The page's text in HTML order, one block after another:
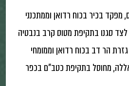
בכיר בכוח רדואן וממתכנני
לצד סגנו בתקיפת מטוס קרב בנבטיה
הר דב בכוח רדואן וממומחי
מחוסל בתקיפת כטב"ם בכפר